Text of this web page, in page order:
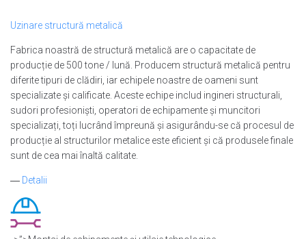
Uzinare structură metalică
Fabrica noastră de structură metalică are o capacitate de
producție de 500 tone / lună. Producem structură metalică pentru
diferite tipuri de clădiri, iar echipele noastre de oameni sunt
specializate și calificate. Aceste echipe includ ingineri structurali,
sudori profesioniști, operatori de echipamente și muncitori
specializați, toți lucrând împreună și asigurându-se că procesul de
producție al structurilor metalice este eficient și că produsele finale
sunt de cea mai înaltă calitate.
― Detalii